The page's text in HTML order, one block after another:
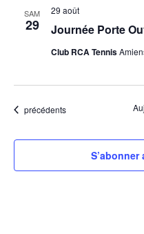
SAM
29 Journée Porte
29 août
Club RCA Tennis
Évènements
précédents